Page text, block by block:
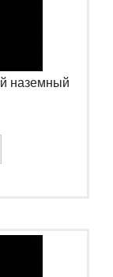
наземный